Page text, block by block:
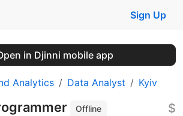
Sign Up
in Djinni mobile app
Analytics Data Analyst Kyiv
Offline
$